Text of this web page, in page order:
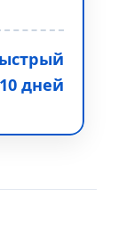
дней